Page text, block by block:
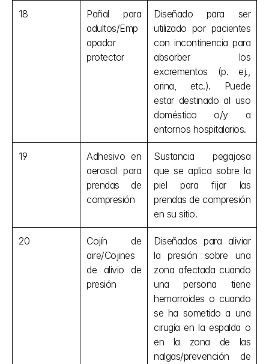
18
Pañal para
adultos/Emp
apador
protector
Diseñado para ser
utilizado por pacientes
con incontinencia para
absorber los
excrementos (p. ej.,
orina, etc.). Puede
estar destinado al uso
doméstico o/y a
entornos hospitalarios.
19
Adhesivo en
aerosol para
prendas de
compresión
Sustancia pegajosa
que se aplica sobre la
piel para fijar las
prendas de compresión
en su sitio.
20
Cojín de
aire/Cojines
de alivio de
presión
Diseñados para aliviar
la presión sobre una
zona afectada cuando
una persona tiene
hemorroides o cuando
se ha sometido a una
cirugía en la espalda o
en la zona de las
nalgas/prevención de